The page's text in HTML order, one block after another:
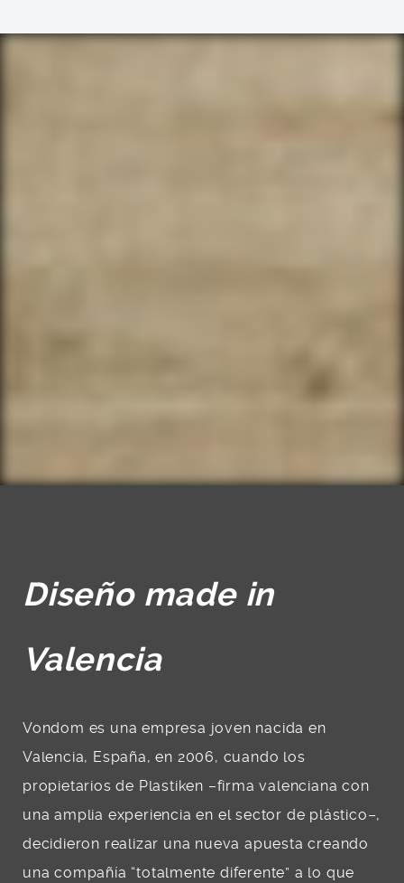
Diseño made in
Valencia
Vondom es una empresa joven nacida en
Valencia, España, en 2006, cuando los
propietarios de Plastiken –firma valenciana con
una amplia experiencia en el sector de plástico–,
decidieron realizar una nueva apuesta creando
una compañía “totalmente diferente” a lo que